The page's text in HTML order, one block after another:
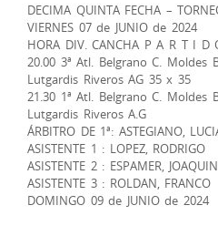
DECIMA QUINTA FECHA –
VIERNES 07 de JUNIO de 2024
HORA DIV. CANCHA P A R T I D
20.00 3ª Atl. Belgrano C. Moldes
Lutgardis Riveros AG 35 x 35
21.30 1ª Atl. Belgrano C. Moldes
Lutgardis Riveros A.G
ÁRBITRO DE 1ª: ASTEGIANO,
ASISTENTE 1 : LOPEZ, RODRIGO
ASISTENTE 2 : ESPAMER,
ASISTENTE 3 : ROLDAN, FRANCO
DOMINGO 09 de JUNIO de 2024